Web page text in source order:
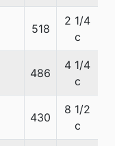
518
2 1/4
c
486
4 1/4
c
430
8 1/2
c